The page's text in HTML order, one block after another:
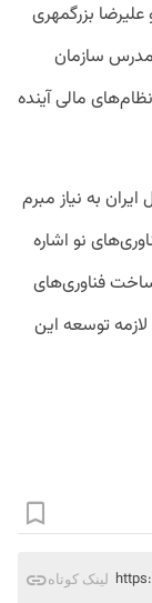
علیرضا بزرگمهری
سازمان
مالی آینده
به نیاز مبرم
نو اشاره
فناوری‌های
توسعه این
لینک کوتاه